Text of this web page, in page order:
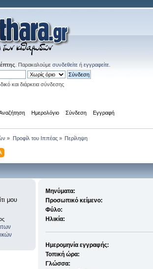
. Παρακαλούμε συνδεθείτε ή εγγραφείτε
και διάρκεια σύνδεσης
Ημερολόγιο Σύνδεση Εγγραφή
» Προφίλ του Ιππέας» Περίληψη
μου
Μηνύματα:
Προσωπικό κείμενο:
Φύλο:
Ηλικία:
Ημερομηνία εγγραφής:
Τοπική ώρα:
Γλώσσα: